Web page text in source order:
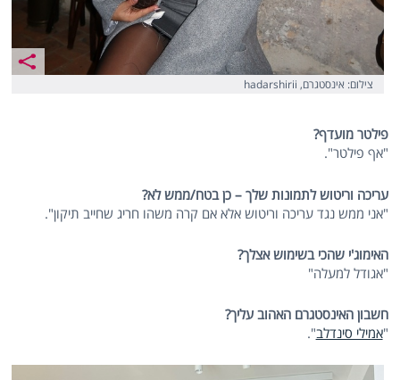
צילום: אינסטגרם, hadarshirii
פילטר מועדף?
"אף פילטר".
עריכה וריטוש לתמונות שלך – כן בטח/ממש לא?
"אני ממש נגד עריכה וריטוש אלא אם קרה משהו חריג שחייב תיקון".
האימוג'י שהכי בשימוש אצלך?
"אגודל למעלה"
חשבון האינסטגרם האהוב עליך?
"אמילי סינדלב".